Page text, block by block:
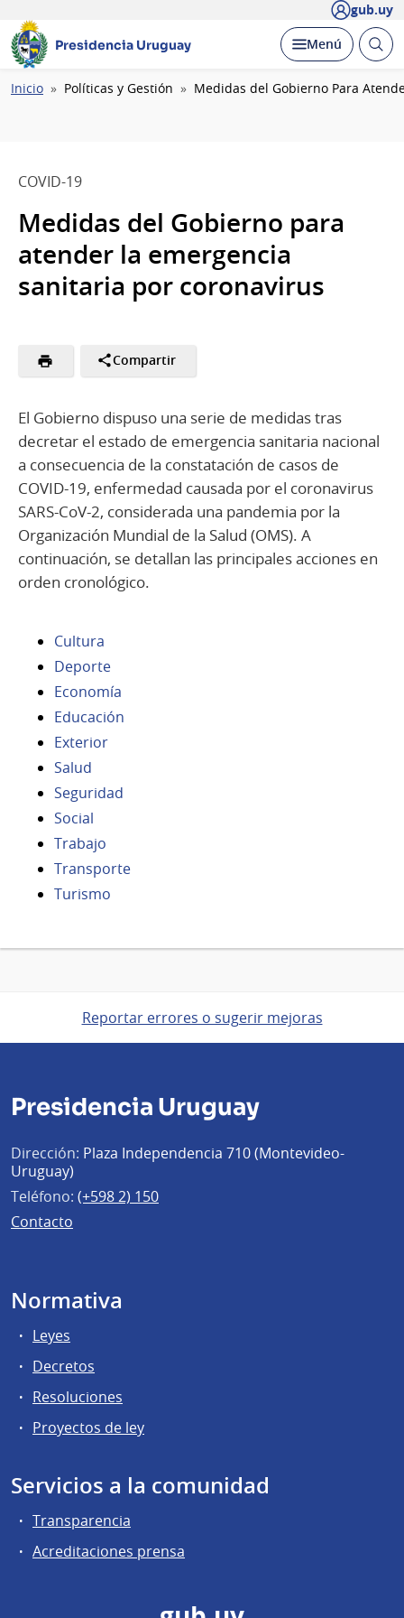
gub.uy
Presidencia Uruguay Desplegar
Menú Abrir
Ruta
Inicio Políticas y Gestión Medidas del Gobierno Para
COVID-19
Medidas del Gobierno para
atender la emergencia
sanitaria por coronavirus
Compartir
El Gobierno dispuso una serie de medidas tras
decretar el estado de emergencia sanitaria nacional
a consecuencia de la constatación de casos de
COVID-19, enfermedad causada por el coronavirus
SARS-CoV-2, considerada una pandemia por la
Organización Mundial de la Salud (OMS). A
continuación, se detallan las principales acciones en
orden cronológico.
Cultura
Deporte
Economía
Educación
Exterior
Salud
Seguridad
Social
Trabajo
Transporte
Turismo
Reportar errores o sugerir mejoras
Presidencia Uruguay
Dirección: Plaza Independencia 710 (Montevideo-
Uruguay)
Teléfono: (+598 2) 150
Contacto
Normativa
Leyes
Decretos
Resoluciones
Proyectos de ley
Servicios a la comunidad
Transparencia
Acreditaciones prensa